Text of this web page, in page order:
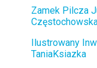
Zamek Pilcza
Ilustrowany
TaniaKsiazka